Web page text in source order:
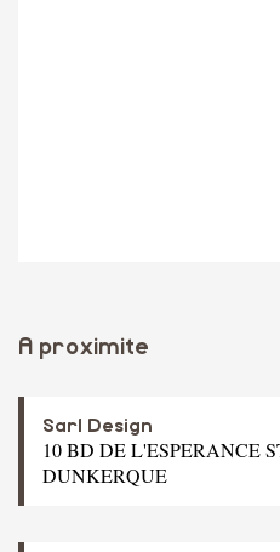
A proximite
Sarl Design
10 BD DE L'ESPERANCE
DUNKERQUE